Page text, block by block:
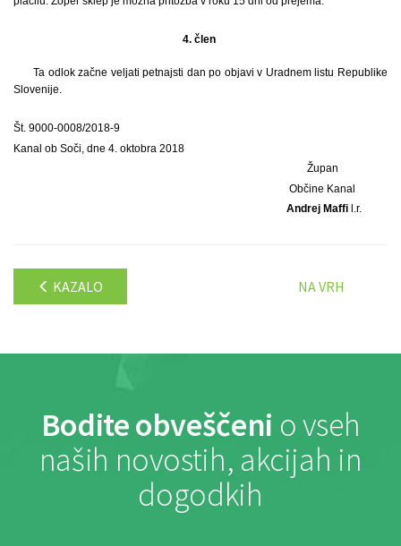
4. člen
Ta odlok začne veljati petnajsti dan po objavi v Uradnem listu Republike
Slovenije.
Št. 9000-0008/2018-9
Kanal ob Soči, dne 4. oktobra 2018
Župan
Občine Kanal
Andrej Maffil.r.
KAZALO NA VRH
Bodite obveščeni o vseh
naših novostih, akcijah in
dogodkih